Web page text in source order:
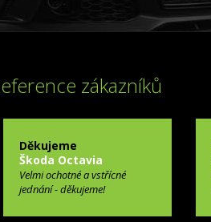
zákazníků
Děkujeme
Škoda Octavia
Velmi ochotné a vstřícné
jednání - děkujeme!